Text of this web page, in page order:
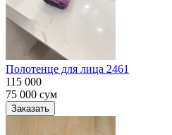
Полотенце для лица 2461
115 000
75 000 сум
Заказать